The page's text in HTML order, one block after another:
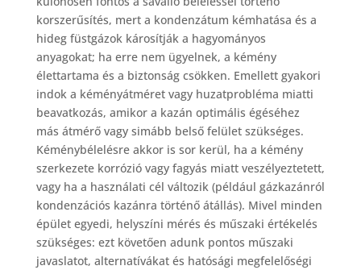
korszerűsítés, mert a kondenzátum kémhatása és a
hideg füstgázok károsítják a hagyományos
anyagokat; ha erre nem ügyelnek, a kémény
élettartama és a biztonság csökken. Emellett gyakori
indok a kéményátméret vagy huzatprobléma miatti
beavatkozás, amikor a kazán optimális égéséhez
más átmérő vagy simább belső felület szükséges.
Kéménybélelésre akkor is sor kerül, ha a kémény
szerkezete korrózió vagy fagyás miatt veszélyeztetett,
vagy ha a használati cél változik (például gázkazánról
kondenzációs kazánra történő átállás). Mivel minden
épület egyedi, helyszíni mérés és műszaki értékelés
szükséges: ezt követően adunk pontos műszaki
javaslatot, alternatívákat és hatósági megfelelőségi